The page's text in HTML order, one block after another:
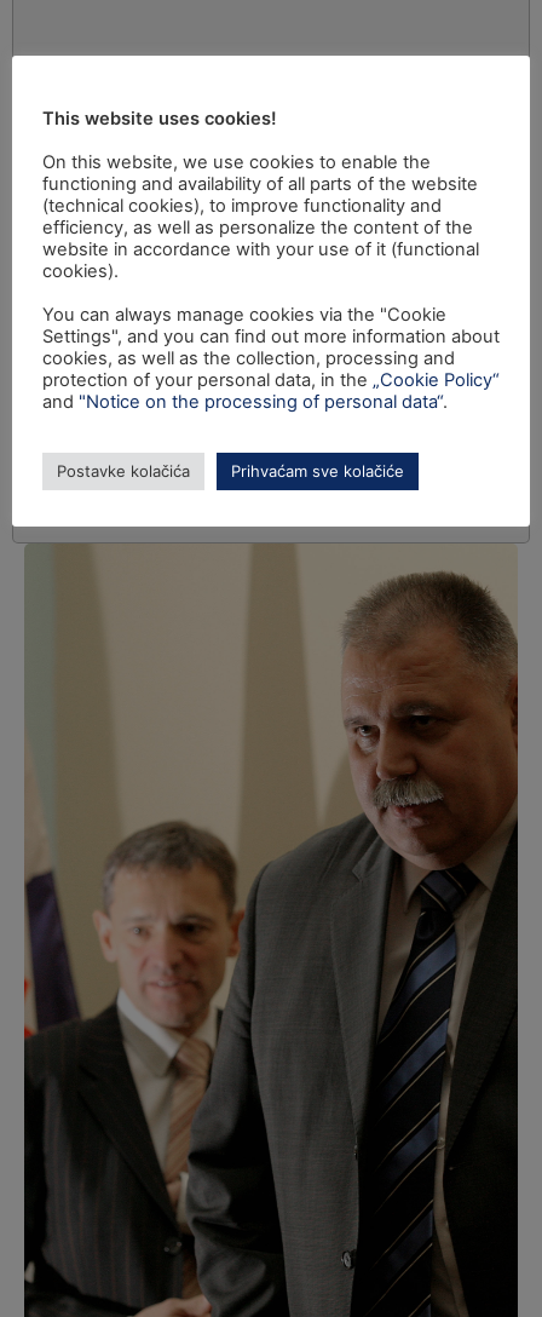
This website uses cookies!
On this website, we use cookies to enable the
functioning and availability of all parts of the website
(technical cookies), to improve functionality and
efficiency, as well as personalize the content of the
website in accordance with your use of it (functional
cookies).
You can always manage cookies via the "Cookie
Settings", and you can find out more information about
cookies, as well as the collection, processing and
protection of your personal data, in the „Cookie Policy“
and "Notice on the processing of personal data“.
Postavke kolačića Prihvaćam sve kolačiće